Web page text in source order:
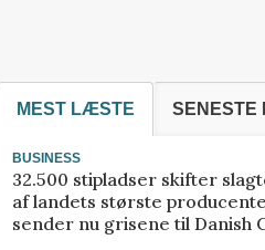
MEST LÆSTE SENESTE
BUSINESS
32.500 stipladser skifter
af landets største
sender nu grisene til Danish